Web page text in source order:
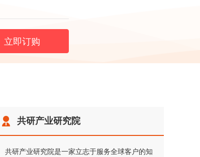
立即订购
共研产业研究院
共研产业研究院是一家立志于服务全球客户的知